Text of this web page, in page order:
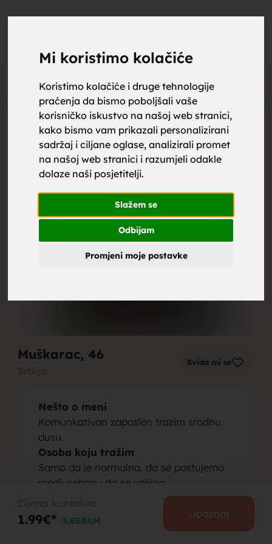
Mi koristimo kolačiće
Koristimo kolačiće i druge tehnologije
praćenja da bismo poboljšali vaše
korisničko iskustvo na našoj web stranici,
kako bismo vam prikazali personalizirani
sadržaj i ciljane oglase, analizirali promet
na našoj web stranici i razumjeli odakle
dolaze naši posjetitelji.
Slažem se
Odbijam
Promjeni moje postavke
Oglas
Muškarac, 46 Sviđa mi se
Nešto o meni
Komunkativan zaposlen trazim srodnu
dusu.
Osoba koju tražim
Samo da je normalna, da se postujemo
medjusobno i da se volimo.
1.99€* 3.88BAM
Upoznaj
upoznaj
za brak,
zene za
brak,
muskarci
za brak,